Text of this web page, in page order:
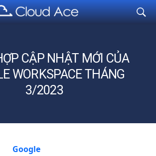
Ace
CẬP NHẬT MỚI CỦA
WORKSPACE THÁNG
3/2023
Google